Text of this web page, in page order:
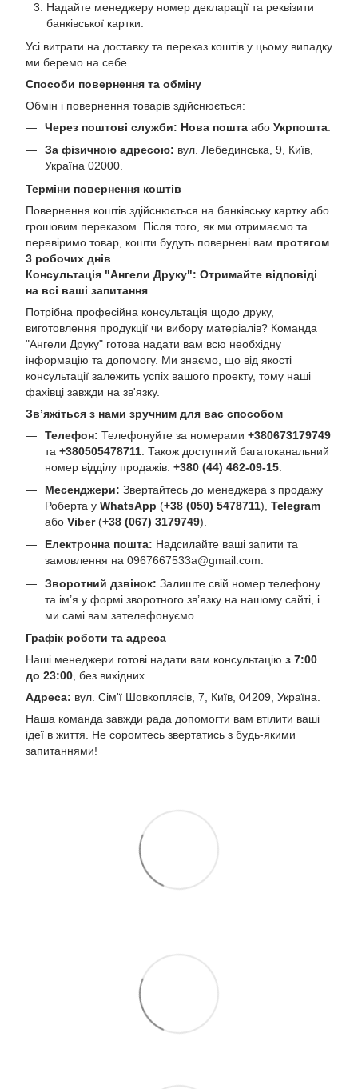
Надайте менеджеру номер декларації та реквізити
банківської картки.
Усі витрати на доставку та переказ коштів у цьому випадку
ми беремо на себе.
Способи повернення та обміну
Обмін і повернення товарів здійснюється:
Через поштові служби: Нова пошта або Укрпошта
За фізичною адресою: вул. Лебединська, 9, Київ,
Україна 02000.
Терміни повернення коштів
Повернення коштів здійснюється на банківську картку або
грошовим переказом. Після того, як ми отримаємо та
перевіримо товар, кошти будуть повернені вам протягом
3 робочих днів
Консультація "Ангели Друку": Отримайте відповіді
на всі ваші запитання
Потрібна професійна консультація щодо друку,
виготовлення продукції чи вибору матеріалів? Команда
"Ангели Друку" готова надати вам всю необхідну
інформацію та допомогу. Ми знаємо, що від якості
консультації залежить успіх вашого проекту, тому наші
фахівці завжди на зв'язку.
Зв’яжіться з нами зручним для вас способом
Телефон: Телефонуйте за номерами +380673179749
та +380505478711 . Також доступний багатоканальний
номер відділу продажів: +380 (44) 462-09-15
Месенджери: Звертайтесь до менеджера з продажу
Роберта у WhatsApp (+38 (050) 5478711), Telegram
або Viber(+38 (067) 3179749).
Електронна пошта: Надсилайте ваші запити та
замовлення на 0967667533a@gmail.com.
Зворотний дзвінок: Залиште свій номер телефону
та ім’я у формі зворотного зв’язку на нашому сайті, і
ми самі вам зателефонуємо.
Графік роботи та адреса
Наші менеджери готові надати вам консультацію з 7:00
до 23:00 , без вихідних.
Адреса: вул. Сім'ї Шовкоплясів, 7, Київ, 04209, Україна.
Наша команда завжди рада допомогти вам втілити ваші
ідеї в життя. Не соромтесь звертатись з будь-якими
запитаннями!